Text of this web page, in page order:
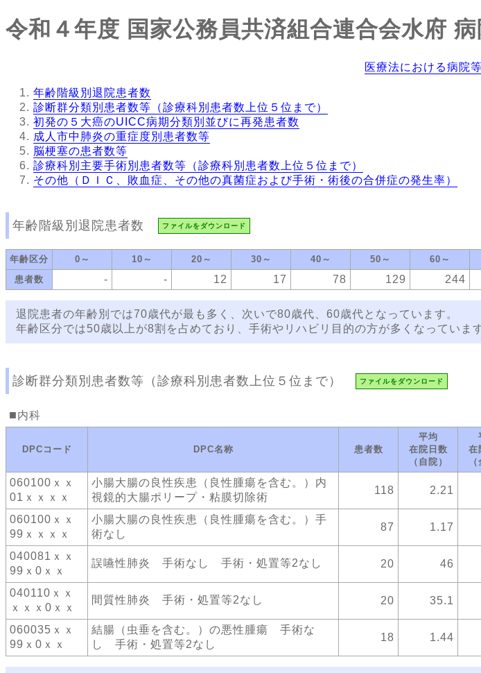
令和４年度 国家公務員共済組合連合会水府
医療法における病院
年齢階級別退院患者数
診断群分類別患者数等（診療科別患者数上位５位まで）
初発の５大癌のUICC病期分類別並びに再発患者数
成人市中肺炎の重症度別患者数等
脳梗塞の患者数等
診療科別主要手術別患者数等（診療科別患者数上位５位まで）
その他（ＤＩＣ、敗血症、その他の真菌症および手術・術後の合併症の発生率）
年齢階級別退院患者数 ファイルをダウンロード
年齢区分 0～ 10～ 20～ 30～ 40～ 50～ 60～
患者数
- - 12 17 78 129 244
退院患者の年齢別では70歳代が最も多く、次いで80歳代、60歳代となっています。
年齢区分では50歳以上が8割を占めており、手術やリハビリ目的の方が多くなっています
診断群分類別患者数等（診療科別患者数上位５位まで） ファイルをダウンロード
内科
DPCコード DPC名称 患者数
平均
在院日数
（自院）
在
060100ｘｘ
01ｘｘｘｘ
小腸大腸の良性疾患（良性腫瘍を含む。）内
視鏡的大腸ポリープ・粘膜切除術
118 2.21
060100ｘｘ
99ｘｘｘｘ
小腸大腸の良性疾患（良性腫瘍を含む。）手
術なし
87 1.17
040081ｘｘ
99ｘ0ｘｘ
誤嚥性肺炎 手術なし 手術・処置等2なし 20 46
040110ｘｘ
ｘｘｘ0ｘｘ
間質性肺炎 手術・処置等2なし 20 35.1
060035ｘｘ
99ｘ0ｘｘ
結腸（虫垂を含む。）の悪性腫瘍 手術な
し 手術・処置等2なし
18 1.44